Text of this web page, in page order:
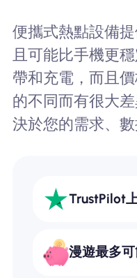
便攜式熱點設備
且可能比手機更
帶和充電，而且
的不同而有很大
決於您的需求、數
TrustPilot
漫遊最多